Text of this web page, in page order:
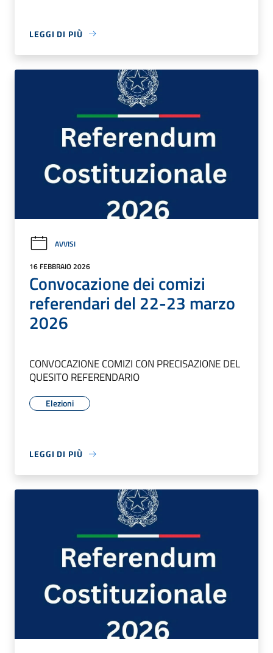
LEGGI DI PIÙ
AVVISI
16 FEBBRAIO 2026
Convocazione dei comizi
referendari del 22-23 marzo
2026
CONVOCAZIONE COMIZI CON PRECISAZIONE DEL
QUESITO REFERENDARIO
Elezioni
LEGGI DI PIÙ